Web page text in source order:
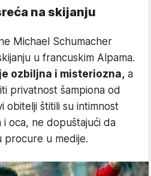
na skijanju
Michael Schumacher
u francuskim Alpama.
ozbiljna i misteriozna, a
privatnost šampiona od
obitelji štitili su intimnost
oca, ne dopuštajući da
procure u medije.